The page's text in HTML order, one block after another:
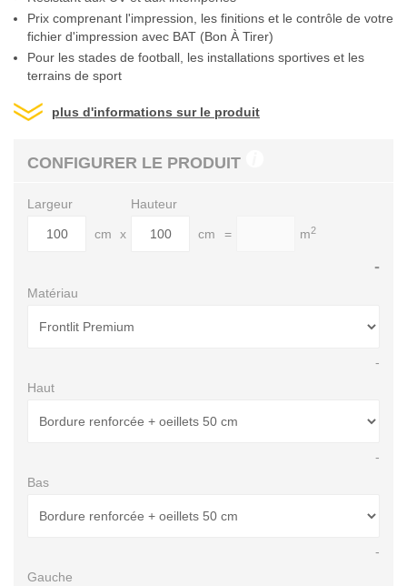
Prix comprenant l'impression, les finitions et le contrôle de votre
fichier d'impression avec BAT (Bon À Tirer)
Pour les stades de football, les installations sportives et les
terrains de sport
plus d'informations sur le produit
CONFIGURER LE PRODUIT
Largeur
cm x
Hauteur
cm = m2
-
Matériau
-
Haut
-
Bas
-
Gauche